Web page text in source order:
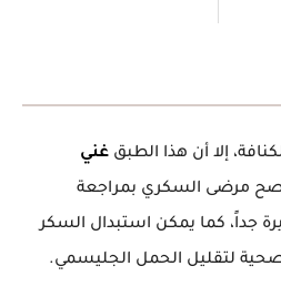
إلا أن هذا الطبق غني
مرضى السكري بمراجعة
جداً، كما يمكن استبدال السكر
صحية لتقليل الحمل الجليسمي.